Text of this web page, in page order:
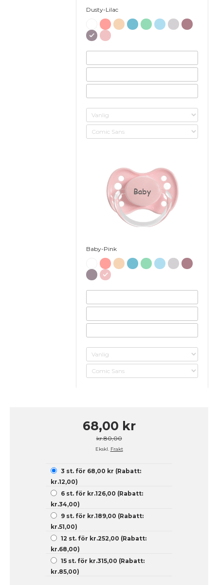
Dusty-Lilac
Baby
Baby-Pink
68,00 kr
kr.80,00
Ekskl. Frakt
3 st. för 68,00 kr (Rabatt:
kr.12,00)
6 st. för kr.126,00 (Rabatt:
kr.34,00)
9 st. för kr.189,00 (Rabatt:
kr.51,00)
12 st. för kr.252,00 (Rabatt:
kr.68,00)
15 st. för kr.315,00 (Rabatt:
kr.85,00)